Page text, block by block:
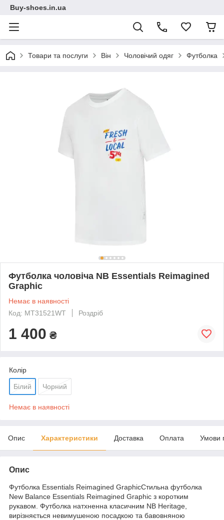
Buy-shoes.in.ua
Товари та послуги Він Чоловічий одяг Футболка
Футболка чоловіча NB Essentials Reimagined
Graphic
Немає в наявності
Код: MT31521WT
Роздріб
1 400 ₴
Колір
Білий Чорний
Немає в наявності
Опис Характеристики Доставка Оплата Умови
Опис
Футболка Essentials Reimagined GraphicСтильна футболка
New Balance Essentials Reimagined Graphic з коротким
рукавом. Футболка натхненна класичним NB Heritage,
вирізняється невимушеною посадкою та бавовняною